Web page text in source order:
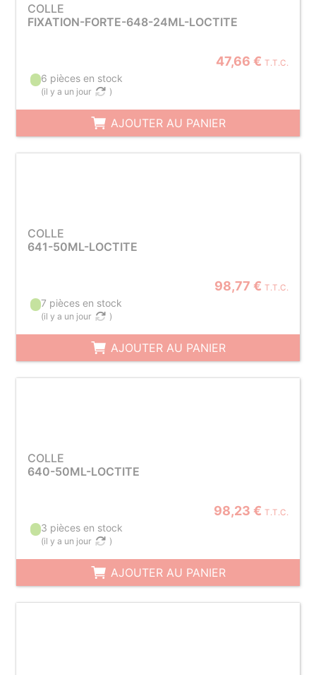
COLLE
FIXATION-FORTE-648-24ML-LOCTITE
47,66 € T.T.C.
6 pièces en stock
(il y a un jour )
AJOUTER AU PANIER
COLLE
641-50ML-LOCTITE
98,77 € T.T.C.
7 pièces en stock
(il y a un jour )
AJOUTER AU PANIER
COLLE
640-50ML-LOCTITE
98,23 € T.T.C.
3 pièces en stock
(il y a un jour )
AJOUTER AU PANIER